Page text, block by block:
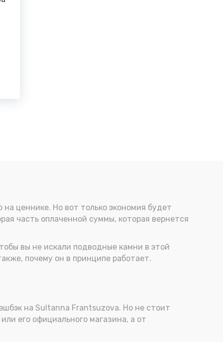
ценнике. Но вот только экономия будет
часть оплаченной суммы, которая вернется
вы не искали подводные камни в этой
почему он в принципе работает.
на Sultanna Frantsuzova. Но не стоит
его официального магазина, а от